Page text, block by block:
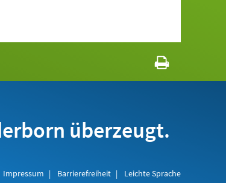
überzeugt.
Impressum Barrierefreiheit Leichte Sprache